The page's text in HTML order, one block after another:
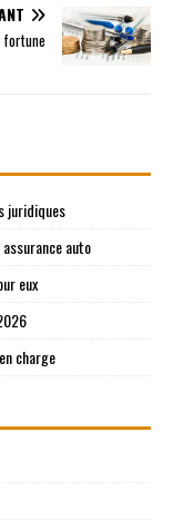
fortune
juridiques
auto
eux
charge